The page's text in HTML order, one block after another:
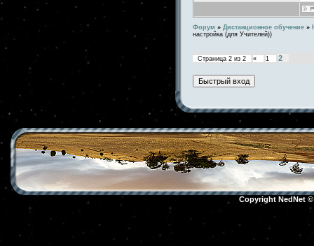
Форум » Дистанционное обучение »
настройка (для Учителей))
Страница 2 из 2 « 1 2
Copyright NedNet